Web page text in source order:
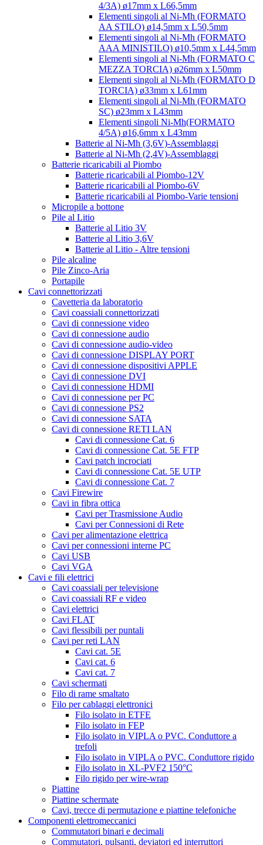
4/3A) ø17mm x L66,5mm
Elementi singoli al Ni-Mh (FORMATO
AA STILO) ø14,5mm x L50,5mm
Elementi singoli al Ni-Mh (FORMATO
AAA MINISTILO) ø10,5mm x L44,5mm
Elementi singoli al Ni-Mh (FORMATO C
MEZZA TORCIA) ø26mm x L50mm
Elementi singoli al Ni-Mh (FORMATO D
TORCIA) ø33mm x L61mm
Elementi singoli al Ni-Mh (FORMATO
SC) ø23mm x L43mm
Elementi singoli Ni-Mh(FORMATO
4/5A) ø16,6mm x L43mm
Batterie al Ni-Mh (3,6V)-Assemblaggi
Batterie al Ni-Mh (2,4V)-Assemblaggi
Batterie ricaricabili al Piombo
Batterie ricaricabili al Piombo-12V
Batterie ricaricabili al Piombo-6V
Batterie ricaricabili al Piombo-Varie tensioni
Micropile a bottone
Pile al Litio
Batterie al Litio 3V
Batterie al Litio 3,6V
Batterie al Litio - Altre tensioni
Pile alcaline
Pile Zinco-Aria
Portapile
Cavi connettorizzati
Cavetteria da laboratorio
Cavi coassiali connettorizzati
Cavi di connessione video
Cavi di connessione audio
Cavi di connessione audio-video
Cavi di connessione DISPLAY PORT
Cavi di connessione dispositivi APPLE
Cavi di connessione DVI
Cavi di connessione HDMI
Cavi di connessione per PC
Cavi di connessione PS2
Cavi di connessione SATA
Cavi di connessione RETI LAN
Cavi di connessione Cat. 6
Cavi di connessione Cat. 5E FTP
Cavi patch incrociati
Cavi di connessione Cat. 5E UTP
Cavi di connessione Cat. 7
Cavi Firewire
Cavi in fibra ottica
Cavi per Trasmissione Audio
Cavi per Connessioni di Rete
Cavi per alimentazione elettrica
Cavi per connessioni interne PC
Cavi USB
Cavi VGA
Cavi e fili elettrici
Cavi coassiali per televisione
Cavi coassiali RF e video
Cavi elettrici
Cavi FLAT
Cavi flessibili per puntali
Cavi per reti LAN
Cavi cat. 5E
Cavi cat. 6
Cavi cat. 7
Cavi schermati
Filo di rame smaltato
Filo per cablaggi elettronici
Filo isolato in ETFE
Filo isolato in FEP
Filo isolato in VIPLA o PVC. Conduttore a
trefoli
Filo isolato in VIPLA o PVC. Conduttore rigido
Filo isolato in XL-PVF2 150°C
Filo rigido per wire-wrap
Piattine
Piattine schermate
Cavi, trecce di permutazione e piattine telefoniche
Componenti elettromeccanici
Commutatori binari e decimali
Commutatori, pulsanti, deviatori ed interruttori